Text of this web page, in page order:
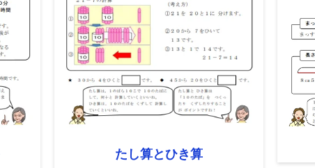
たし算とひき算